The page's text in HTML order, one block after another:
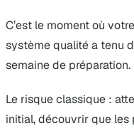
C’est le moment où
système qualité a tenu
semaine de
Le risque classique :
initial, découvrir que les